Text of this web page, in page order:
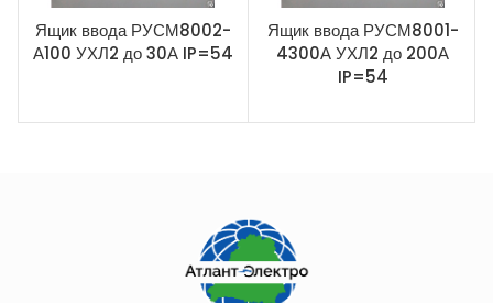
Ящик ввода РУСМ8002-
А100 УХЛ2 до 30А IP=54
Ящик ввода РУСМ8001-
4300А УХЛ2 до 200А
IP=54